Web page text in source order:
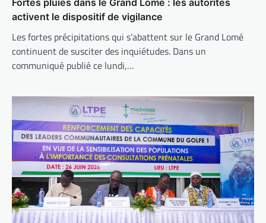
activent le dispositif de vigilance
Les fortes précipitations qui s’abattent sur le Grand Lomé
continuent de susciter des inquiétudes. Dans un
communiqué publié ce lundi,…